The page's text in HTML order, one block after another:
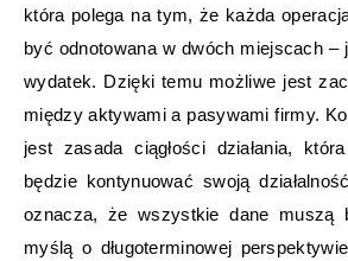
która polega na tym, że każda
być odnotowana w dwóch miejscach –
wydatek. Dzięki temu możliwe jest
między aktywami a pasywami firmy.
jest zasada ciągłości działania,
będzie kontynuować swoją
oznacza, że wszystkie dane muszą
myślą o długoterminowej